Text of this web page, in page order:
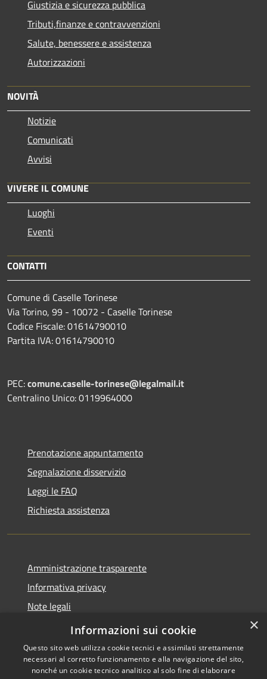
Giustizia e sicurezza pubblica
Tributi,finanze e contravvenzioni
Salute, benessere e assistenza
Autorizzazioni
NOVITÀ
Notizie
Comunicati
Avvisi
VIVERE IL COMUNE
Luoghi
Eventi
CONTATTI
Comune di Caselle Torinese
Via Torino, 99 - 10072 - Caselle Torinese
Codice Fiscale: 01614790010
Partita IVA: 01614790010
PEC:comune.caselle-torinese@legalmail.it
Centralino Unico: 0119964000
Prenotazione appuntamento
Segnalazione disservizio
Leggi le FAQ
Richiesta assistenza
Amministrazione trasparente
Informativa privacy
Note legali
dichiarazione di accessibilità
×
Informazioni sui cookie
Questo sito web utilizza cookie tecnici e assimilati strettamente
necessari al corretto funzionamento e alla navigazione del sito,
nonché un cookie tecnico analitico al solo fine di elaborare